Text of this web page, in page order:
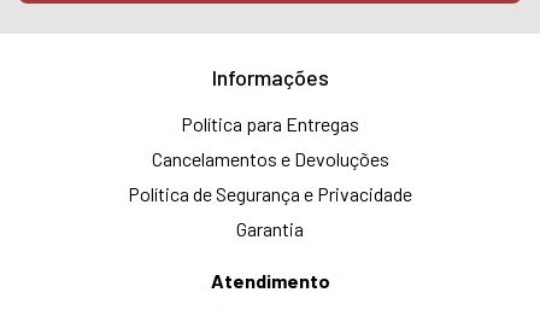
Informações
Política para Entregas
Cancelamentos e Devoluções
Política de Segurança e Privacidade
Garantia
Atendimento